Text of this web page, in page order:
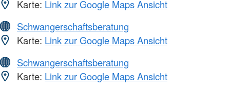
Karte: Link zur Google Maps Ansicht
Schwangerschaftsberatung
Karte: Link zur Google Maps Ansicht
Schwangerschaftsberatung
Karte: Link zur Google Maps Ansicht